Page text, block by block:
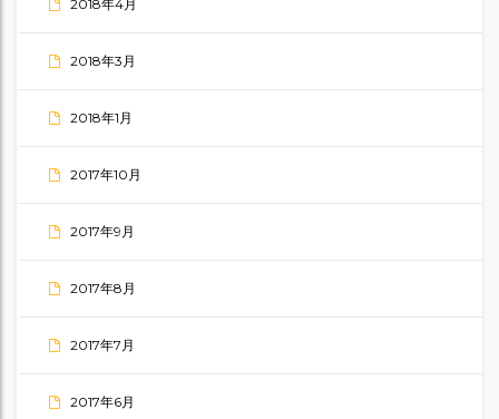
2018年4月
2018年3月
2018年1月
2017年10月
2017年9月
2017年8月
2017年7月
2017年6月